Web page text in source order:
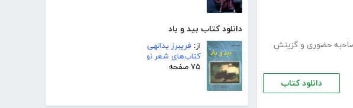
دانلود کتاب بید و باد
از: فریبرز یدالهی
کتاب‌های شعر نو
۷۵ صفحه
حضوری و گزینش
دانلود کتاب